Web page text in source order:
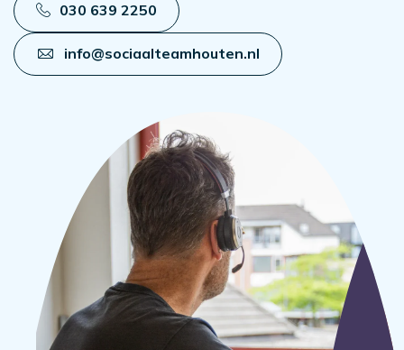
030 639 2250
info@sociaalteamhouten.nl